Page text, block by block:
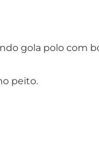
gola polo com
peito.